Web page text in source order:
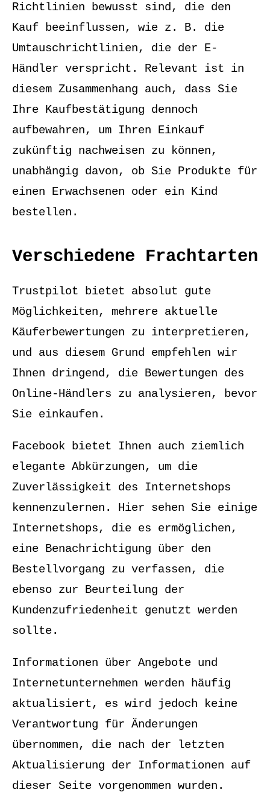
Richtlinien bewusst sind, die den
Kauf beeinflussen, wie z. B. die
Umtauschrichtlinien, die der E-
Händler verspricht. Relevant ist in
diesem Zusammenhang auch, dass Sie
Ihre Kaufbestätigung dennoch
aufbewahren, um Ihren Einkauf
zukünftig nachweisen zu können,
unabhängig davon, ob Sie Produkte für
einen Erwachsenen oder ein Kind
bestellen.
Verschiedene Frachtarten
Trustpilot bietet absolut gute
Möglichkeiten, mehrere aktuelle
Käuferbewertungen zu interpretieren,
und aus diesem Grund empfehlen wir
Ihnen dringend, die Bewertungen des
Online-Händlers zu analysieren, bevor
Sie einkaufen.
Facebook bietet Ihnen auch ziemlich
elegante Abkürzungen, um die
Zuverlässigkeit des Internetshops
kennenzulernen. Hier sehen Sie einige
Internetshops, die es ermöglichen,
eine Benachrichtigung über den
Bestellvorgang zu verfassen, die
ebenso zur Beurteilung der
Kundenzufriedenheit genutzt werden
sollte.
Informationen über Angebote und
Internetunternehmen werden häufig
aktualisiert, es wird jedoch keine
Verantwortung für Änderungen
übernommen, die nach der letzten
Aktualisierung der Informationen auf
dieser Seite vorgenommen wurden.